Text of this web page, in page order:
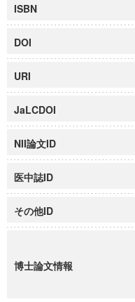
ISBN
DOI
URI
JaLCDOI
NII論文ID
医中誌ID
その他ID
博士論文情報